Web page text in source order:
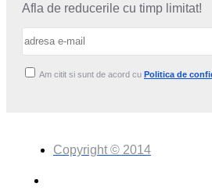
Afla de reducerile cu timp limitat!
Am citit si sunt de acord cu Politica de
Copyright © 2014